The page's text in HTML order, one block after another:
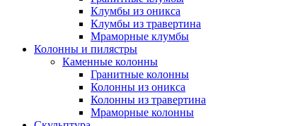
Клумбы из оникса
Клумбы из травертина
Мраморные клумбы
Колонны и пилястры
Каменные колонны
Гранитные колонны
Колонны из оникса
Колонны из травертина
Мраморные колонны